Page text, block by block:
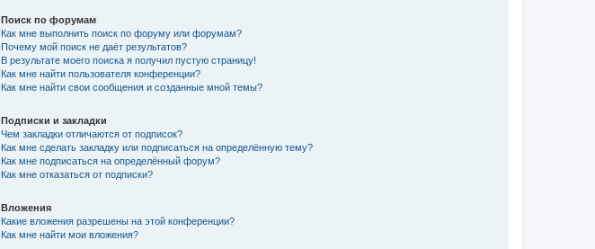
Поиск по форумам
Как мне выполнить поиск по форуму или форумам?
Почему мой поиск не даёт результатов?
В результате моего поиска я получил пустую страницу!
Как мне найти пользователя конференции?
Как мне найти свои сообщения и созданные мной темы?
Подписки и закладки
Чем закладки отличаются от подписок?
Как мне сделать закладку или подписаться на определённую тему?
Как мне подписаться на определённый форум?
Как мне отказаться от подписки?
Вложения
Какие вложения разрешены на этой конференции?
Как мне найти мои вложения?